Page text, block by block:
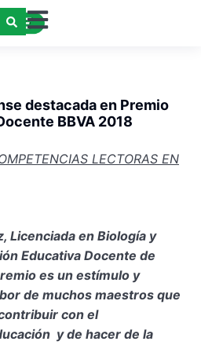
destacada en Premio
BBVA 2018
LECTORAS EN
Licenciada en Biología y
Educativa Docente de
es un estímulo y
de muchos maestros que
con el
y de hacer de la